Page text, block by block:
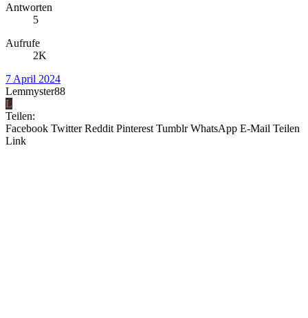
Antworten
5
Aufrufe
2K
7 April 2024
Lemmyster88
L
Teilen:
Facebook Twitter Reddit Pinterest Tumblr WhatsApp E-Mail Teilen
Link